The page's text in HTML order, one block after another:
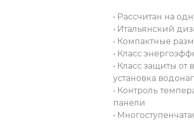
• Рассчитан на
• Итальянский
• Компактные
• Класс
• Класс защиты
установка
• Контроль
панели
•